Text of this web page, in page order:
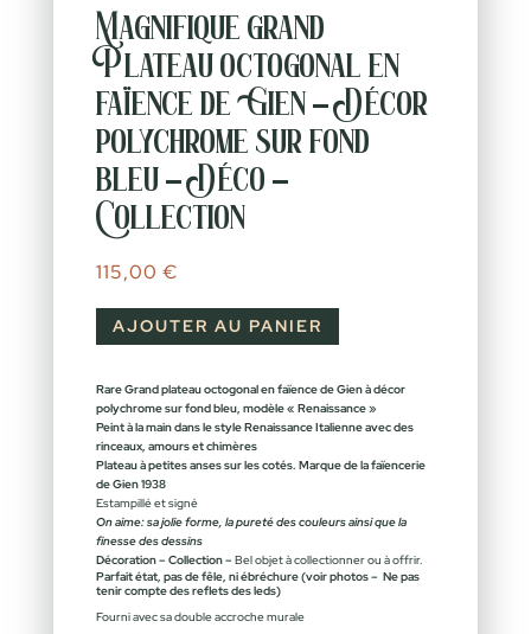
Magnifique grand
Plateau octogonal en
faïence de Gien – Décor
polychrome sur fond
bleu – Déco –
Collection
115,00 €
AJOUTER AU PANIER
Rare Grand plateau octogonal en faïence de Gien à décor
polychrome sur fond bleu, modèle « Renaissance »
Peint à la main dans le style Renaissance Italienne avec des
rinceaux, amours et chimères
Plateau à petites anses sur les cotés. Marque de la faïencerie
de Gien 1938
Estampillé et signé
On aime: sa jolie forme, la pureté des couleurs ainsi que la
finesse des dessins
Décoration – Collection – Bel objet à collectionner ou à offrir.
Parfait état, pas de fêle, ni ébréchure (voir photos – Ne pas
tenir compte des reflets des leds)
Fourni avec sa double accroche murale